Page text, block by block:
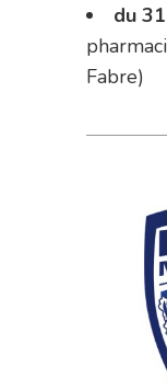
du
Fabre)